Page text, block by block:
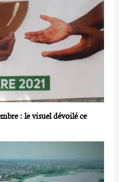
: le visuel dévoilé ce